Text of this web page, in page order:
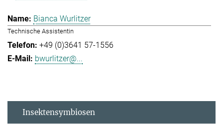
Bianca Wurlitzer
Technische Assistentin
+49 (0)3641 57-1556
bwurlitzer@...
Insektensymbiosen